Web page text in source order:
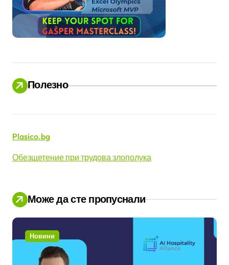
Полезно
Plasico.bg
Обезщетение при трудова злополука
Може да сте пропуснали
Новини